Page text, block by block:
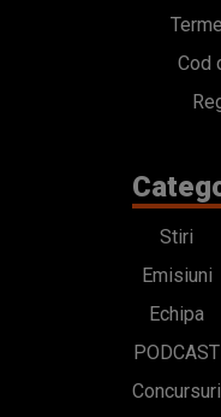
Cod
Stiri
Emisiuni
Echipa
PODCAST
Concursuri